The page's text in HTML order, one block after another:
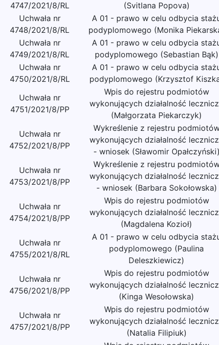
4747/2021/8/RL
(Svitlana Popova)
Uchwała nr
4748/2021/8/RL
A 01 - prawo w celu odbycia
podyplomowego (Monika
Uchwała nr
4749/2021/8/RL
A 01 - prawo w celu odbycia
podyplomowego (Sebastian Bąk)
Uchwała nr
4750/2021/8/RL
A 01 - prawo w celu odbycia
podyplomowego (Krzysztof
Uchwała nr
4751/2021/8/PP
Wpis do rejestru podmiotów
wykonujących działalność
(Małgorzata Piekarczyk)
Uchwała nr
4752/2021/8/PP
Wykreślenie z rejestru
wykonujących działalność
- wniosek (Sławomir
Uchwała nr
4753/2021/8/PP
Wykreślenie z rejestru
wykonujących działalność
- wniosek (Barbara Sokołowska)
Uchwała nr
4754/2021/8/PP
Wpis do rejestru podmiotów
wykonujących działalność
(Magdalena Kozioł)
Uchwała nr
4755/2021/8/RL
A 01 - prawo w celu odbycia
podyplomowego (Paulina
Deleszkiewicz)
Uchwała nr
4756/2021/8/PP
Wpis do rejestru podmiotów
wykonujących działalność
(Kinga Wesołowska)
Uchwała nr
4757/2021/8/PP
Wpis do rejestru podmiotów
wykonujących działalność
(Natalia Filipiuk)